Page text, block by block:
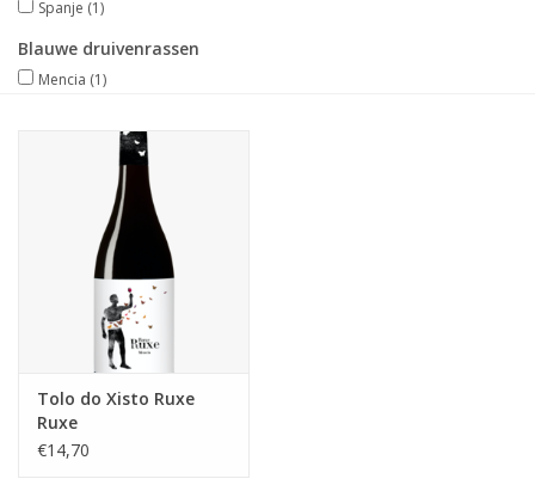
Merken
Spanje (1)
Blauwe druivenrassen
Mencia (1)
Tolo do Xisto Ruxe
Ruxe
€14,70